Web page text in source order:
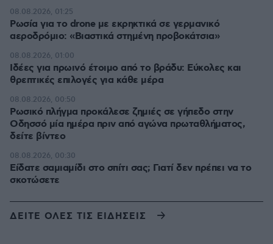
Ρωσία για το drone με εκρηκτικά σε γερμανικό
αεροδρόμιο: «Βιαστικά στημένη προβοκάτσια»
08.08.2026, 01:25
Ιδέες για πρωινό έτοιμο από το βράδυ: Εύκολες και
θρεπτικές επιλογές για κάθε μέρα
08.08.2026, 01:00
Ρωσικό πλήγμα προκάλεσε ζημιές σε γήπεδο στην
Οδησσό μία ημέρα πριν από αγώνα πρωταθλήματος,
δείτε βίντεο
08.08.2026, 00:50
Είδατε σαμιαμίδι στο σπίτι σας; Γιατί δεν πρέπει να το
σκοτώσετε
08.08.2026, 00:30
ΔΕΙΤΕ ΟΛΕΣ ΤΙΣ ΕΙΔΗΣΕΙΣ